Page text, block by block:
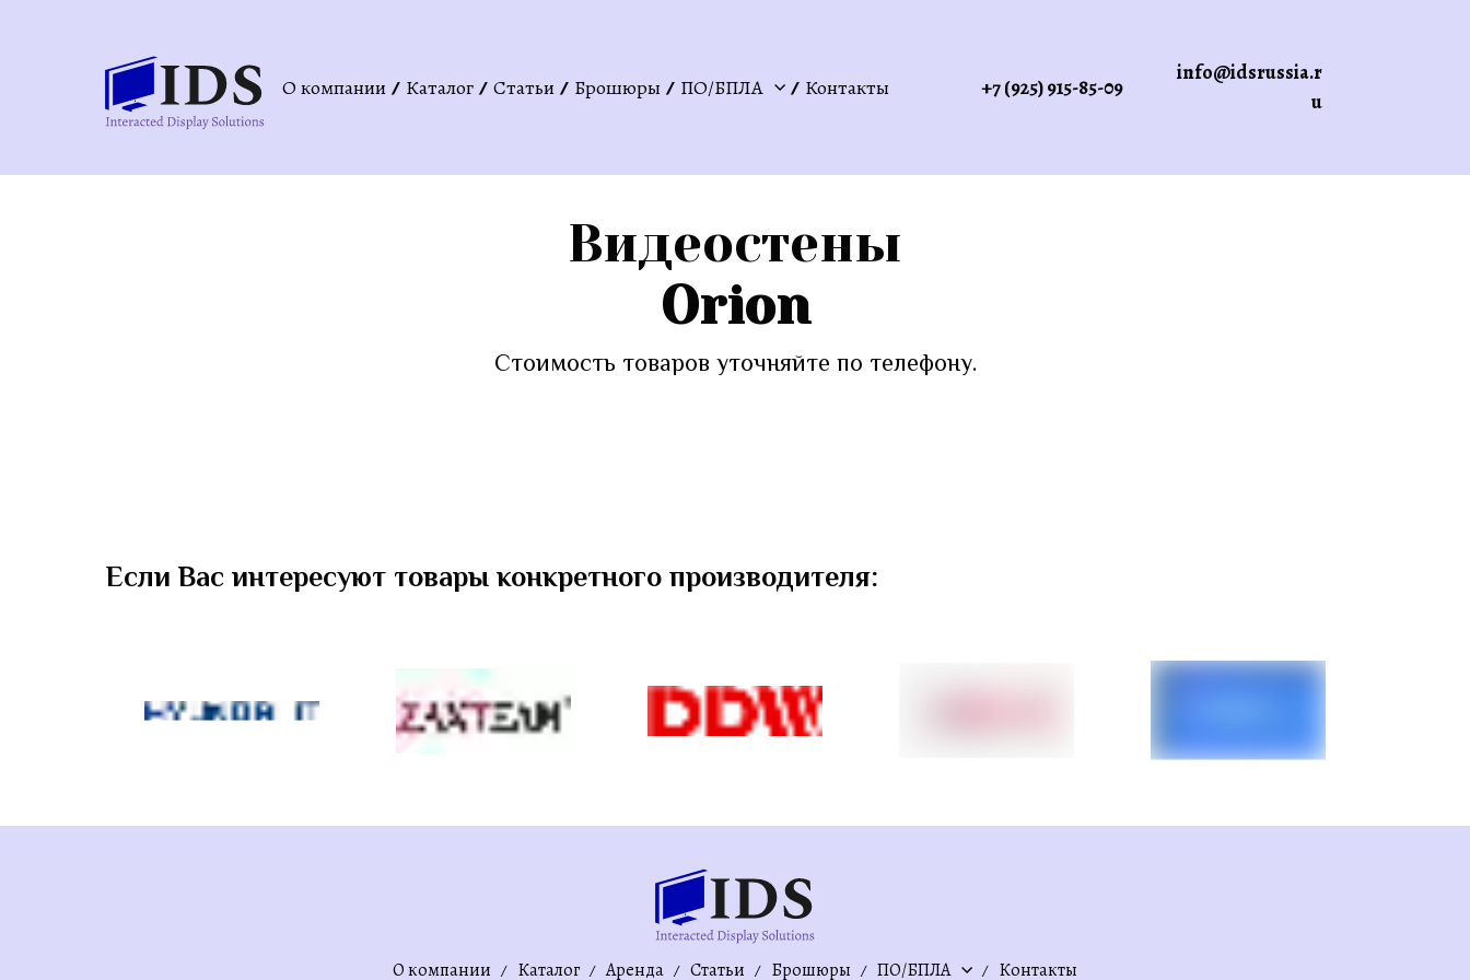
О компании Каталог Статьи Брошюры ПО/БПЛА Контакты +7 (925) 915-85-09
info@idsrussia.r
u
Видеостены
Orion
Стоимость товаров уточняйте по телефону.
Если Вас интересуют товары конкретного производителя:
О компании Каталог Аренда Статьи Брошюры ПО/БПЛА Контакты